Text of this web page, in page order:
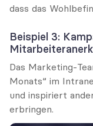
dass das
Beispiel 3:
Das Marketing-
Monats“ im
und inspiriert
erbringen.